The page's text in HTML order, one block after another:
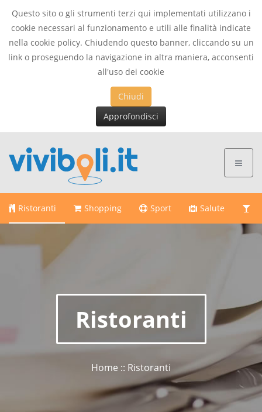
Questo sito o gli strumenti terzi qui implementati utilizzano i
cookie necessari al funzionamento e utili alle finalità indicate
nella cookie policy. Chiudendo questo banner, cliccando su un
link o proseguendo la navigazione in altra maniera, acconsenti
all'uso dei cookie
Chiudi
Approfondisci
Ristoranti Shopping Sport Salute
Ristoranti
Home :: Ristoranti